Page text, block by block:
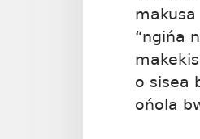
makusa
“ngińa
o sisea
ońola